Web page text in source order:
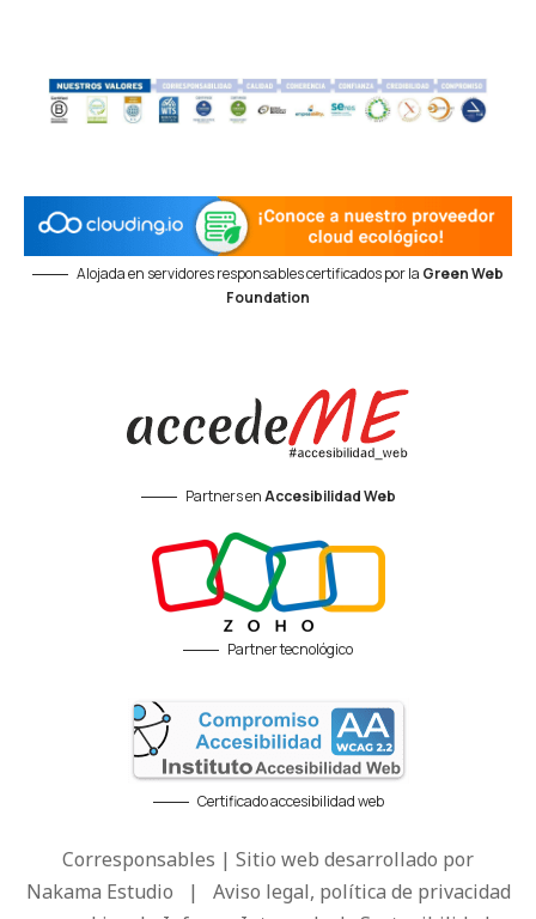
Alojada en servidores responsables certificados por la Green Web
Foundation
Partners enAccesibilidad Web
Partner tecnológico
Certificado accesibilidad web
Corresponsables | Sitio web desarrollado por
Nakama Estudio | Aviso legal, política de privacidad